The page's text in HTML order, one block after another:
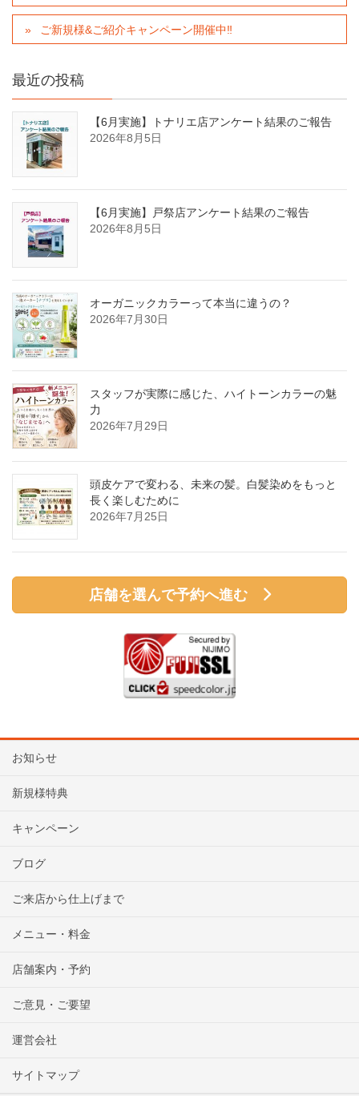
ご新規様&ご紹介キャンペーン開催中‼︎
最近の投稿
【6月実施】トナリエ店アンケート結果のご報告
2026年8月5日
【6月実施】戸祭店アンケート結果のご報告
2026年8月5日
オーガニックカラーって本当に違うの？
2026年7月30日
スタッフが実際に感じた、ハイトーンカラーの魅
力
2026年7月29日
頭皮ケアで変わる、未来の髪。白髪染めをもっと
長く楽しむために
2026年7月25日
店舗を選んで予約へ進む
お知らせ
新規様特典
キャンペーン
ブログ
ご来店から仕上げまで
メニュー・料金
店舗案内・予約
ご意見・ご要望
運営会社
サイトマップ